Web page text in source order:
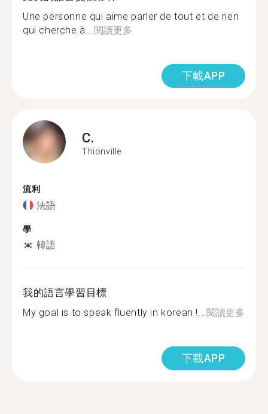
Une personne qui aime parler de tout et de rien
qui cherche à...閱讀更多
下載APP
C.
Thionville
流利
法語
學
韓語
我的語言學習目標
My goal is to speak fluently in korean !...閱讀更多
下載APP